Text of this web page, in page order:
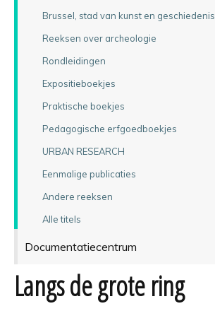
Brussel, stad van kunst en geschiedenis
Reeksen over archeologie
Rondleidingen
Expositieboekjes
Praktische boekjes
Pedagogische erfgoedboekjes
URBAN RESEARCH
Eenmalige publicaties
Andere reeksen
Alle titels
Documentatiecentrum
Langs de grote ring